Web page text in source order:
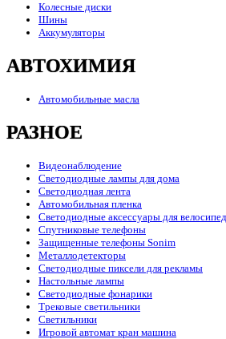
Колесные диски
Шины
Аккумуляторы
АВТОХИМИЯ
Автомобильные масла
РАЗНОЕ
Видеонаблюдение
Светодиодные лампы для дома
Светодиодная лента
Автомобильная пленка
Светодиодные аксессуары для
Спутниковые телефоны
Защищенные телефоны Sonim
Металлодетекторы
Светодиодные пиксели для рекламы
Настольные лампы
Светодиодные фонарики
Трековые светильники
Светильники
Игровой автомат кран машина